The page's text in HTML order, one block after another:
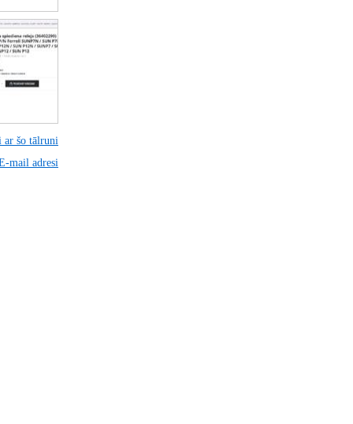
ar šo tālruni
mail adresi